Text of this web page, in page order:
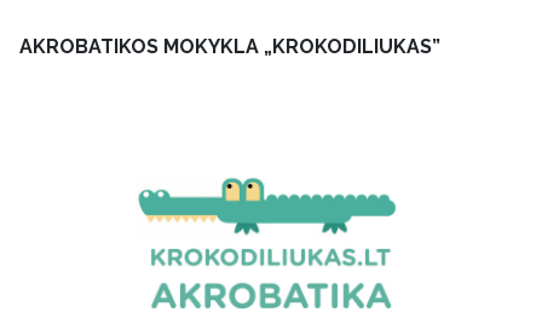
AKROBATIKOS MOKYKLA „KROKODILIUKAS”